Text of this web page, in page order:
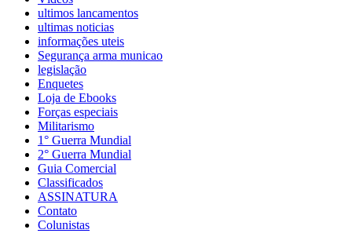
ultimos lancamentos
ultimas noticias
informações uteis
Segurança arma municao
legislação
Enquetes
Loja de Ebooks
Forças especiais
Militarismo
1° Guerra Mundial
2° Guerra Mundial
Guia Comercial
Classificados
ASSINATURA
Contato
Colunistas